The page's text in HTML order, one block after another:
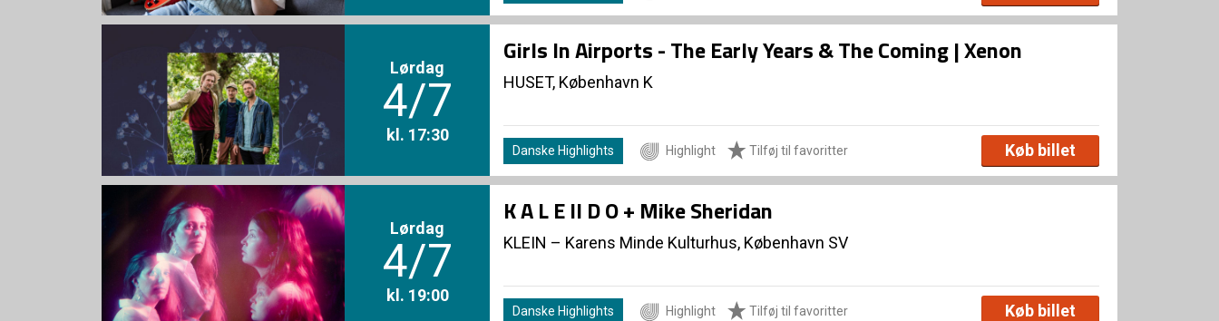
Lørdag
4/7
kl. 17:30
Girls In Airports - The Early Years & The Coming | Xenon
HUSET, København K
Danske Highlights Highlight Tilføj til favoritter Køb billet
Lørdag
4/7
kl. 19:00
K A L E II D O + Mike Sheridan
KLEIN – Karens Minde Kulturhus, København SV
Danske Highlights Highlight Tilføj til favoritter Køb billet